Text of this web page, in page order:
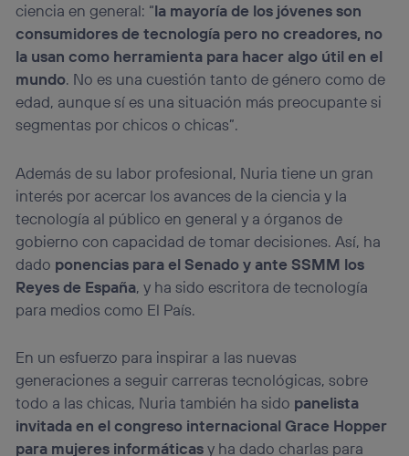
ciencia en general: “la mayoría de los jóvenes son
consumidores de tecnología pero no creadores, no
la usan como herramienta para hacer algo útil en el
mundo. No es una cuestión tanto de género como de
edad, aunque sí es una situación más preocupante si
segmentas por chicos o chicas”.
Además de su labor profesional, Nuria tiene un gran
interés por acercar los avances de la ciencia y la
tecnología al público en general y a órganos de
gobierno con capacidad de tomar decisiones. Así, ha
dado ponencias para el Senado y ante SSMM los
Reyes de España, y ha sido escritora de tecnología
para medios como El País.
En un esfuerzo para inspirar a las nuevas
generaciones a seguir carreras tecnológicas, sobre
todo a las chicas, Nuria también ha sido panelista
invitada en el congreso internacional Grace Hopper
para mujeres informáticasy ha dado charlas para